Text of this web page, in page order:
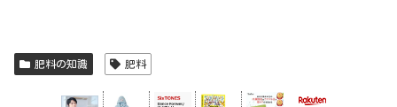
肥料の知識 肥料